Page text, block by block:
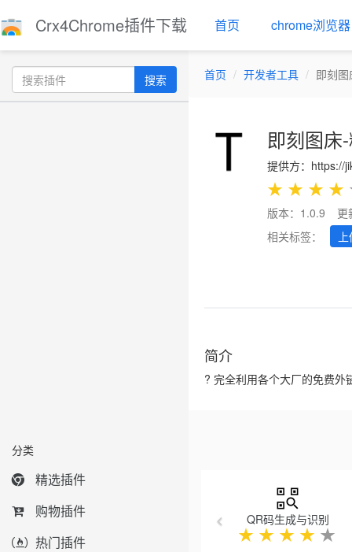
Crx4Chrome插件下载 首页 chrome浏览器
搜索
分类
精选插件
购物插件
热门插件
首页 开发者工具 即刻
即刻图床
提供方：https://
★ ★ ★ ★
版本：1.0.9
更
相关标签：
简介
? 完全利用各个大厂的免费
QR码生成与识别
★ ★ ★ ★ ★